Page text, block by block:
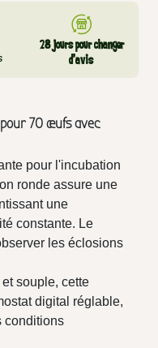
28 jours pour changer
d’avis
70 œufs avec
pour l'incubation
ronde assure une
une
constante. Le
les éclosions
souple, cette
digital réglable,
conditions